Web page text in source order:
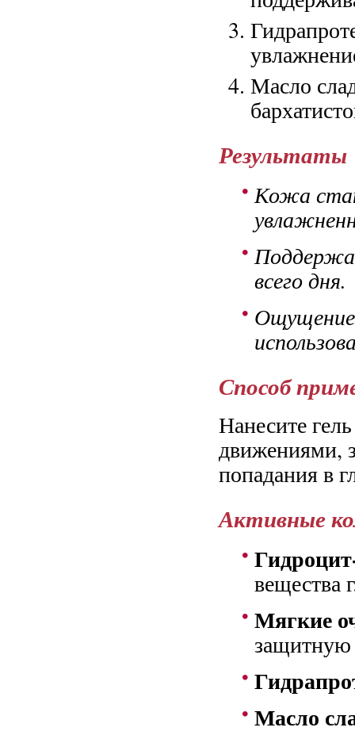
Масло
Результаты
Кожа
всего дня.
Способ
Нанесите
движениями,
попадания в
Активные
вещества
Мягкие
Масло